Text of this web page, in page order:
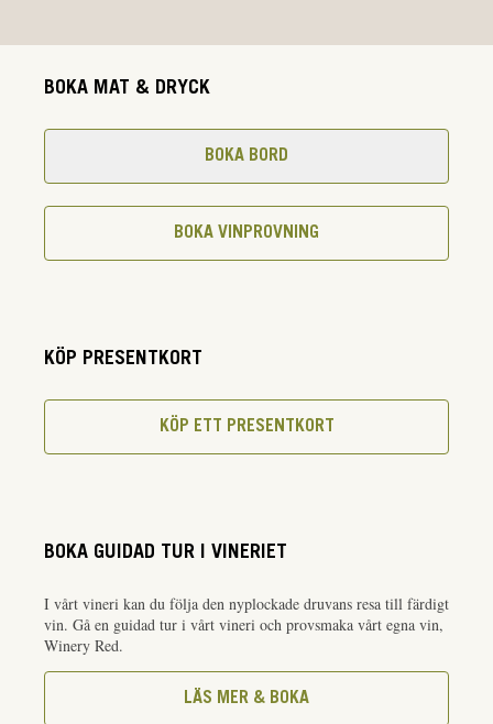
BOKA MAT & DRYCK
BOKA BORD
BOKA VINPROVNING
KÖP PRESENTKORT
KÖP ETT PRESENTKORT
BOKA GUIDAD TUR I VINERIET
I vårt vineri kan du följa den nyplockade druvans resa till färdigt
vin. Gå en guidad tur i vårt vineri och provsmaka vårt egna vin,
Winery Red.
LÄS MER & BOKA